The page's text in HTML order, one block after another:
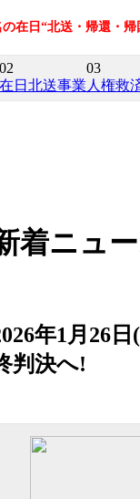
の在日“北送・帰還・
02
在日北送事業
03
人権救
着ニュ
年1月26
判決へ!